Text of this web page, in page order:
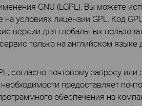
GNU (LGPL). Вы можете
условиях лицензии GPL. Код
версии для глобальных
только на английском языке
согласно почтовому запросу или
предоставляет
обеспечения на